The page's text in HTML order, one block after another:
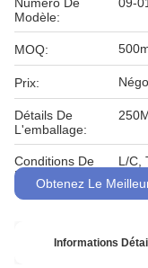
Modèle:
MOQ:
Prix:
Détails De
L'emballage:
Conditions De
Paiement:
L/C,
Obtenez Le
Informations